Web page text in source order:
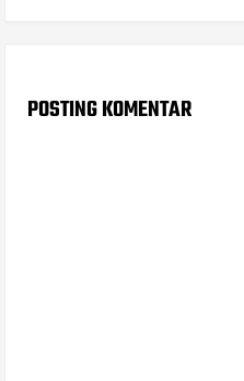
POSTING KOMENTAR